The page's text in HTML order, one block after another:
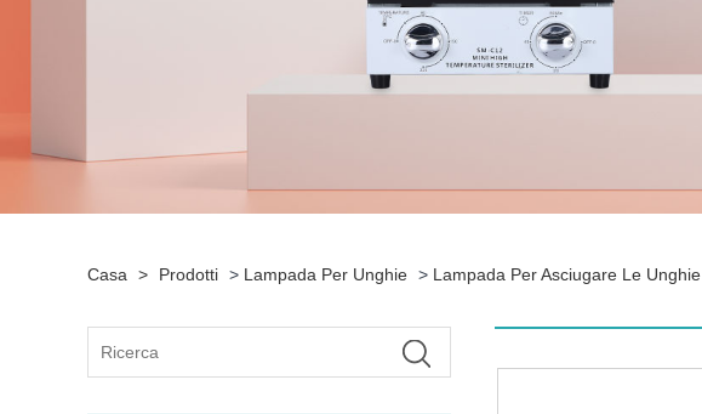
Casa > Prodotti > Lampada Per Unghie > Lampada Per Asciugare Le Unghie